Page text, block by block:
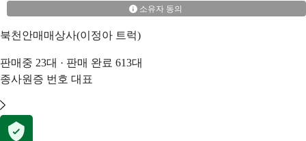
소유자 동의
북천안매매상사(이정아 트럭)
판매중 23대 · 판매 완료 613대
종사원증 번호 대표